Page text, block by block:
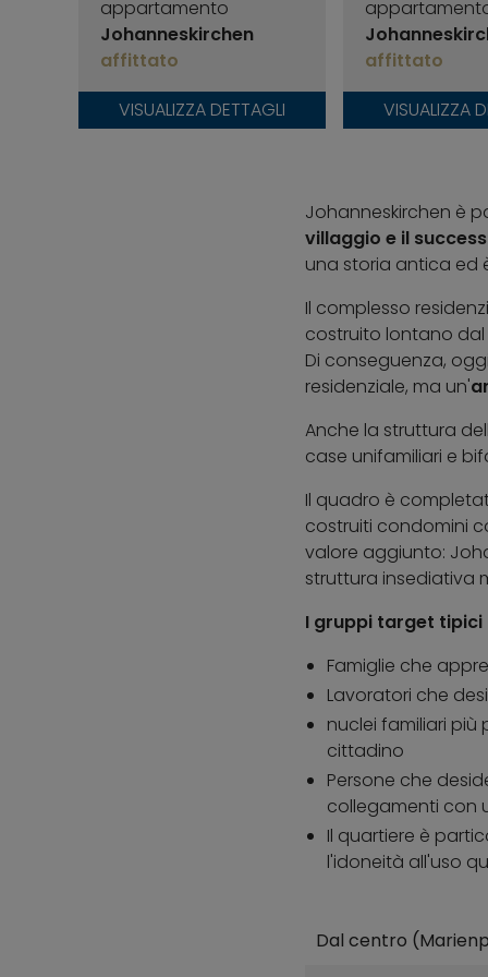
appartamento
Johanneskirchen
affittato
VISUALIZZA DETTAGLI
affittato
VISUALIZZA
Johanneskirchen è
villaggio e il
una storia antica ed
Il complesso
costruito lontano dal
Di conseguenza,
residenziale, ma un'
Anche la struttura
case unifamiliari e
Il quadro è
costruiti condomini
valore aggiunto:
struttura insediativa
I gruppi target tipici
Famiglie che
Lavoratori che
nuclei familiari
cittadino
Persone che
collegamenti con
Il quartiere è
l'idoneità all'uso
Dal centro